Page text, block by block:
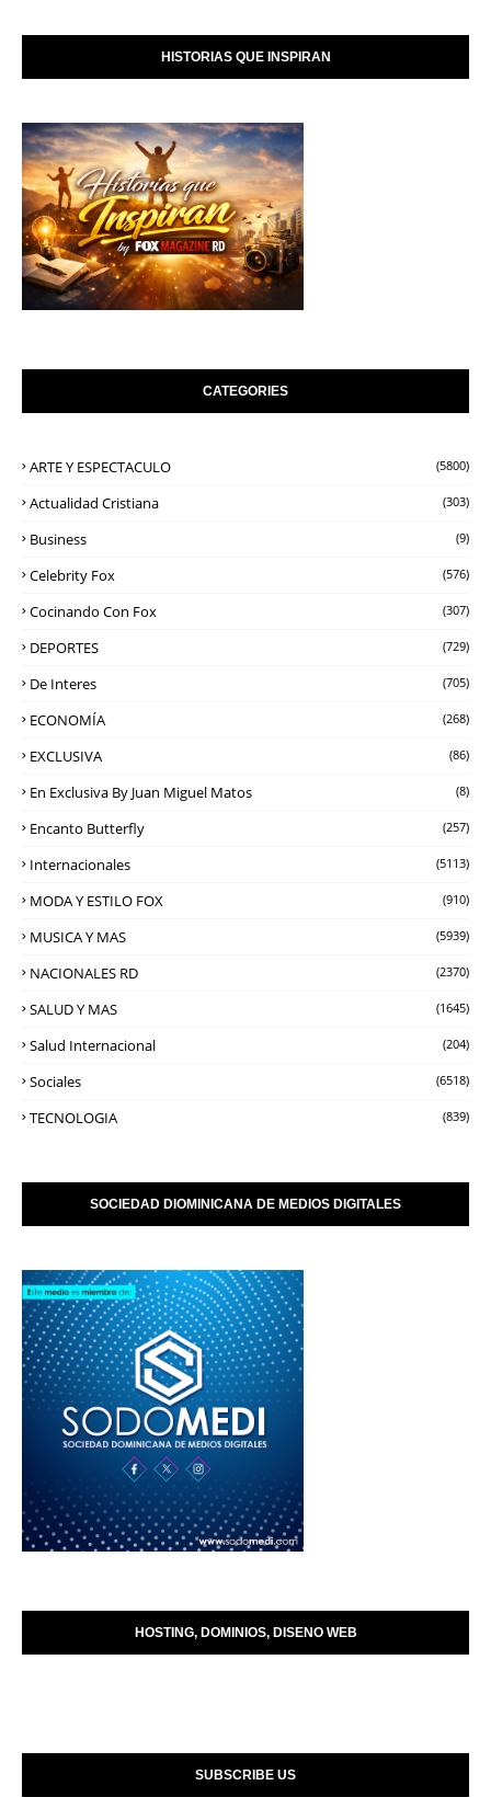
HISTORIAS QUE INSPIRAN
CATEGORIES
ARTE Y ESPECTACULO (5800)
Actualidad Cristiana (303)
Business (9)
Celebrity Fox (576)
Cocinando Con Fox (307)
DEPORTES (729)
De Interes (705)
ECONOMÍA (268)
EXCLUSIVA (86)
En Exclusiva By Juan Miguel Matos (8)
Encanto Butterfly (257)
Internacionales (5113)
MODA Y ESTILO FOX (910)
MUSICA Y MAS (5939)
NACIONALES RD (2370)
SALUD Y MAS (1645)
Salud Internacional (204)
Sociales (6518)
TECNOLOGIA (839)
SOCIEDAD DIOMINICANA DE MEDIOS DIGITALES
HOSTING, DOMINIOS, DISENO WEB
SUBSCRIBE US